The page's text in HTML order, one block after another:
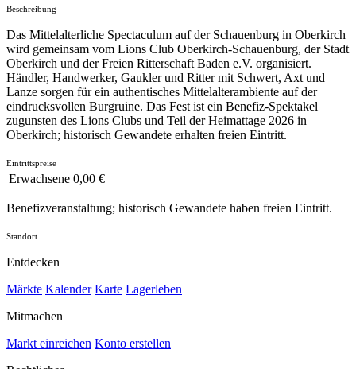
Beschreibung
Das Mittelalterliche Spectaculum auf der Schauenburg in Oberkirch
wird gemeinsam vom Lions Club Oberkirch-Schauenburg, der Stadt
Oberkirch und der Freien Ritterschaft Baden e.V. organisiert.
Händler, Handwerker, Gaukler und Ritter mit Schwert, Axt und
Lanze sorgen für ein authentisches Mittelalterambiente auf der
eindrucksvollen Burgruine. Das Fest ist ein Benefiz-Spektakel
zugunsten des Lions Clubs und Teil der Heimattage 2026 in
Oberkirch; historisch Gewandete erhalten freien Eintritt.
Eintrittspreise
Erwachsene 0,00 €
Benefizveranstaltung; historisch Gewandete haben freien Eintritt.
Standort
Entdecken
Märkte Kalender Karte Lagerleben
Mitmachen
Markt einreichen Konto erstellen